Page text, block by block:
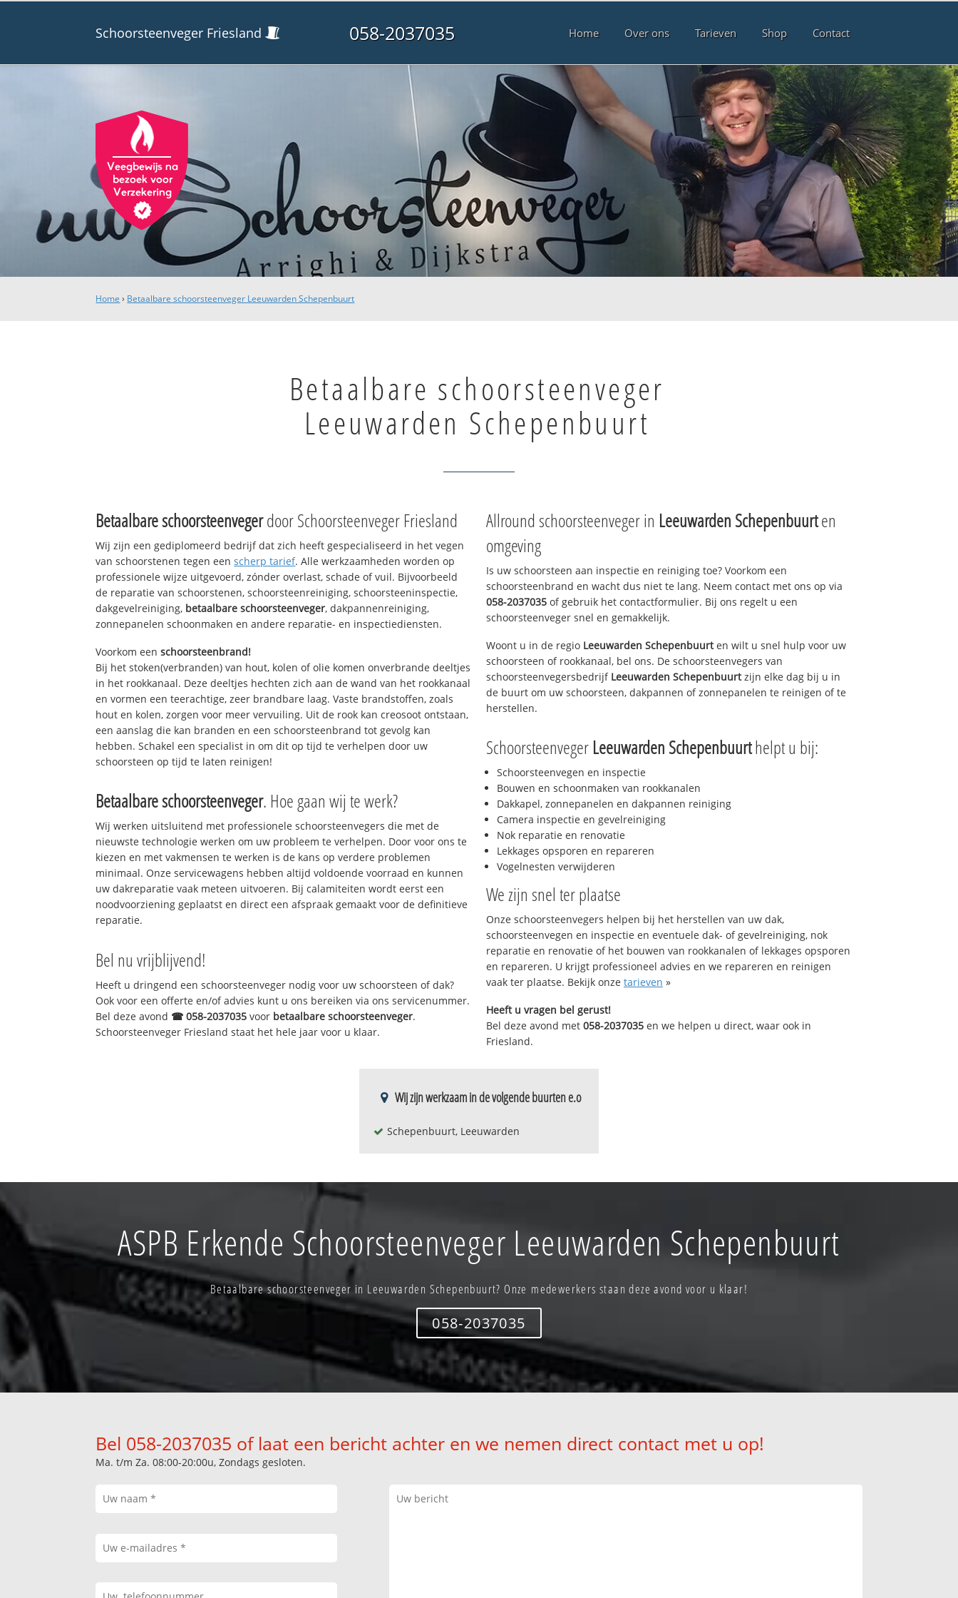
Schoorsteenveger Friesland 058-2037035 Home Over ons Tarieven Shop Contact
Home › Betaalbare schoorsteenveger Leeuwarden Schepenbuurt
Betaalbare schoorsteenveger
Leeuwarden Schepenbuurt
Betaalbare schoorsteenvegerdoor Schoorsteenveger Friesland
Wij zijn een gediplomeerd bedrijf dat zich heeft gespecialiseerd in het vegen
van schoorstenen tegen eenscherp tarief. Alle werkzaamheden worden op
professionele wijze uitgevoerd, zónder overlast, schade of vuil. Bijvoorbeeld
de reparatie van schoorstenen, schoorsteenreiniging, schoorsteeninspectie,
dakgevelreiniging, betaalbare schoorsteenveger, dakpannenreiniging,
zonnepanelen schoonmaken en andere reparatie- en inspectiediensten.
Voorkom eenschoorsteenbrand!
Bij het stoken(verbranden) van hout, kolen of olie komen onverbrande deeltjes
in het rookkanaal. Deze deeltjes hechten zich aan de wand van het rookkanaal
en vormen een teerachtige, zeer brandbare laag. Vaste brandstoffen, zoals
hout en kolen, zorgen voor meer vervuiling. Uit de rook kan creosoot ontstaan,
een aanslag die kan branden en een schoorsteenbrand tot gevolg kan
hebben. Schakel een specialist in om dit op tijd te verhelpen door uw
schoorsteen op tijd te laten reinigen!
Betaalbare schoorsteenveger. Hoe gaan wij te werk?
Wij werken uitsluitend met professionele schoorsteenvegers die met de
nieuwste technologie werken om uw probleem te verhelpen. Door voor ons te
kiezen en met vakmensen te werken is de kans op verdere problemen
minimaal. Onze servicewagens hebben altijd voldoende voorraad en kunnen
uw dakreparatie vaak meteen uitvoeren. Bij calamiteiten wordt eerst een
noodvoorziening geplaatst en direct een afspraak gemaakt voor de definitieve
reparatie.
Bel nu vrijblijvend!
Heeft u dringend een schoorsteenveger nodig voor uw schoorsteen of dak?
Ook voor een offerte en/of advies kunt u ons bereiken via ons servicenummer.
Bel deze avond ☎058-2037035 voor betaalbare schoorsteenveger.
Schoorsteenveger Friesland staat het hele jaar voor u klaar.
Allround schoorsteenveger in Leeuwarden Schepenbuurten
omgeving
Is uw schoorsteen aan inspectie en reiniging toe? Voorkom een
schoorsteenbrand en wacht dus niet te lang. Neem contact met ons op via
058-2037035 of gebruik het contactformulier. Bij ons regelt u een
schoorsteenveger snel en gemakkelijk.
Woont u in de regio Leeuwarden Schepenbuurten wilt u snel hulp voor uw
schoorsteen of rookkanaal, bel ons. De schoorsteenvegers van
schoorsteenvegersbedrijf Leeuwarden Schepenbuurtzijn elke dag bij u in
de buurt om uw schoorsteen, dakpannen of zonnepanelen te reinigen of te
herstellen.
Schoorsteenveger Leeuwarden Schepenbuurthelpt u bij:
Schoorsteenvegen en inspectie
Bouwen en schoonmaken van rookkanalen
Dakkapel, zonnepanelen en dakpannen reiniging
Camera inspectie en gevelreiniging
Nok reparatie en renovatie
Lekkages opsporen en repareren
Vogelnesten verwijderen
We zijn snel ter plaatse
Onze schoorsteenvegers helpen bij het herstellen van uw dak,
schoorsteenvegen en inspectie en eventuele dak- of gevelreiniging, nok
reparatie en renovatie of het bouwen van rookkanalen of lekkages opsporen
en repareren. U krijgt professioneel advies en we repareren en reinigen
vaak ter plaatse. Bekijk onze tarieven »
Heeft u vragen bel gerust!
Bel deze avond met 058-2037035 en we helpen u direct, waar ook in
Friesland.
Wij zijn werkzaam in de volgende buurten e.o
Schepenbuurt, Leeuwarden
ASPB Erkende Schoorsteenveger Leeuwarden Schepenbuurt
Betaalbare schoorsteenveger in Leeuwarden Schepenbuurt? Onze medewerkers staan deze avond voor u klaar!
058-2037035
Bel 058-2037035 of laat een bericht achter en we nemen direct contact met u op!
Ma. t/m Za. 08:00-20:00u, Zondags gesloten.